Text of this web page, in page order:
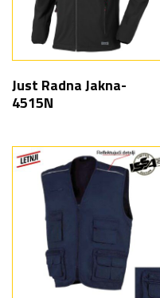
Just Radna Jakna-
4515N